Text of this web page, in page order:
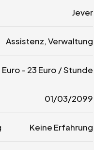
Jever
Assistenz, Verwaltung
Euro - 23 Euro / Stunde
01/03/2099
Keine Erfahrung